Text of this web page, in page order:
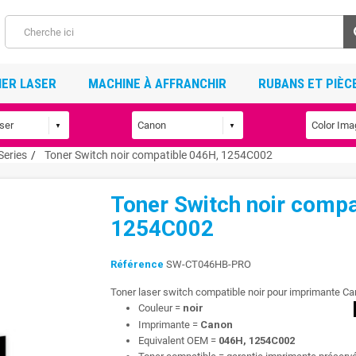
LASER MACHINE À AFFRANCHIR RUBANS ET
Toner Switch noir compatible 046H, 1254C002
Toner Switch noir
1254C002
Référence SW-CT046HB-PRO
Toner laser switch compatible noir pour imprimante
Couleur = noir
Imprimante = Canon
Equivalent OEM = 046H, 1254C002